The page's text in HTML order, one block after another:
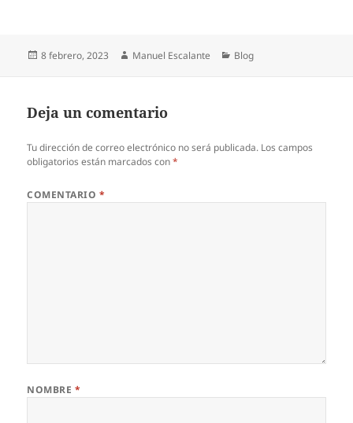
Publicado
8 febrero, 2023 Autor
Manuel Escalante Categorías
Blog
Deja un comentario
Tu dirección de correo electrónico no será publicada. Los campos
obligatorios están marcados con*
COMENTARIO *
NOMBRE *